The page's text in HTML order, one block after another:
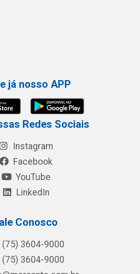
já nosso APP
Redes Sociais
Instagram
Facebook
YouTube
LinkedIn
Conosco
(75) 3604-9000
(75) 3604-9000